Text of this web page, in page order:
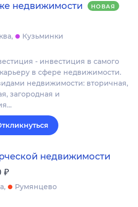
недвижимости НОВАЯ
Кузьминки
- инвестиция в самого
в сфере недвижимости.
недвижимости: вторичная,
загородная и
недвижимости
₽
Румянцево